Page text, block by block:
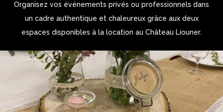
Organisez vos événements privés ou professionnels dans
un cadre authentique et chaleureux grâce aux deux
espaces disponibles à la location au Château Liouner.